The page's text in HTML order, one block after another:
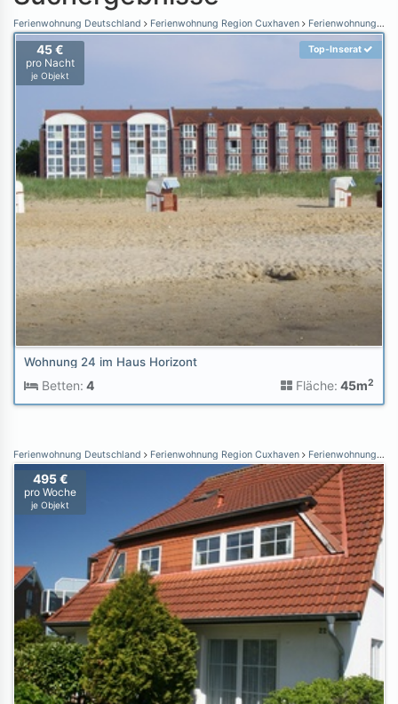
Ferienwohnung Deutschland Ferienwohnung Region Cuxhaven Ferienwohnung Cuxhaven-Sahlenburg
45 €
pro Nacht
je Objekt
Top-Inserat
Wohnung 24 im Haus Horizont
Betten: 4 Fläche: 45m2
Ferienwohnung Deutschland Ferienwohnung Region Cuxhaven Ferienwohnung Dorum-Neufeld
495 €
pro Woche
je Objekt